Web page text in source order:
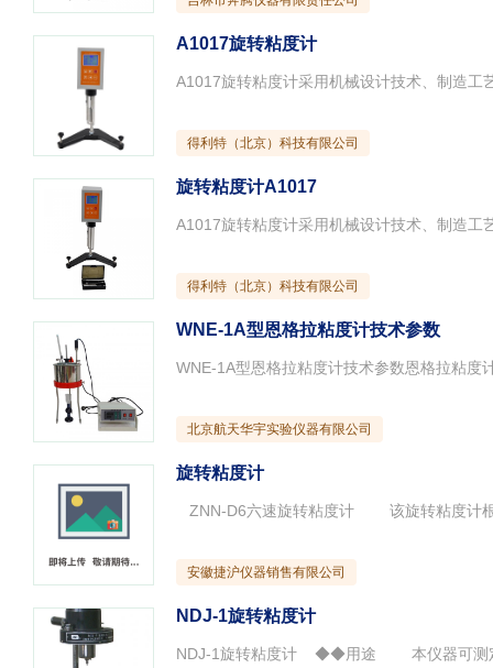
A1017旋转粘度计
得利特（北京）科技有限公司
旋转粘度计A1017
得利特（北京）科技有限公司
WNE-1A型恩格拉粘度计技术参数
北京航天华宇实验仪器有限公司
旋转粘度计
安徽捷沪仪器销售有限公司
NDJ-1旋转粘度计